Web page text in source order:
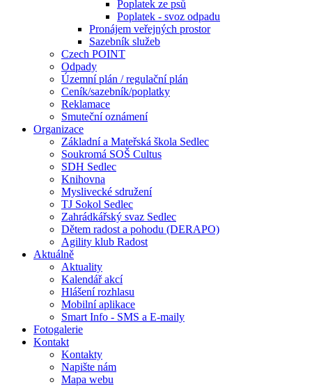
Poplatek ze psů
Poplatek - svoz odpadu
Pronájem veřejných prostor
Sazebník služeb
Czech POINT
Odpady
Územní plán / regulační plán
Ceník/sazebník/poplatky
Reklamace
Smuteční oznámení
Organizace
Základní a Mateřská škola Sedlec
Soukromá SOŠ Cultus
SDH Sedlec
Knihovna
Myslivecké sdružení
TJ Sokol Sedlec
Zahrádkářský svaz Sedlec
Dětem radost a pohodu (DERAPO)
Agility klub Radost
Aktuálně
Aktuality
Kalendář akcí
Hlášení rozhlasu
Mobilní aplikace
Smart Info - SMS a E-maily
Fotogalerie
Kontakt
Kontakty
Napište nám
Mapa webu